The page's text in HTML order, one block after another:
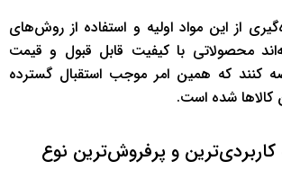
از این مواد اولیه و استفاده از روش‌های
محصولاتی با کیفیت قابل قبول و قیمت
کنند که همین امر موجب استقبال گسترده
کالاها شده است.